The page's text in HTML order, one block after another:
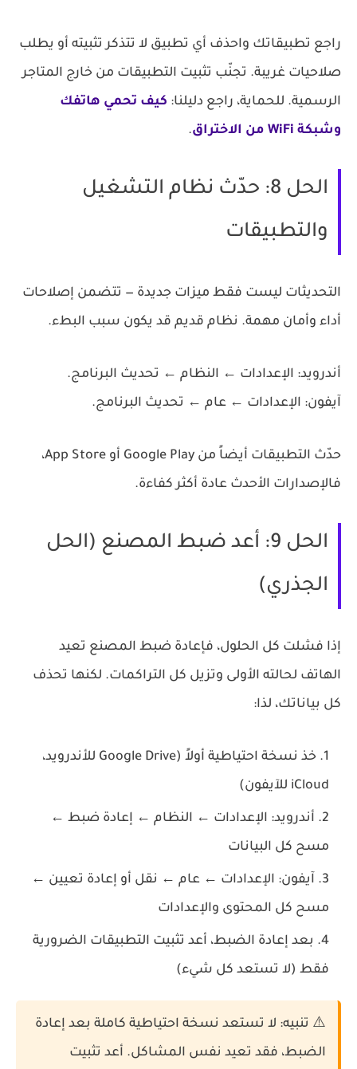
راجع تطبيقاتك واحذف أي تطبيق لا تتذكر تثبيته أو يطلب
صلاحيات غريبة. تجنّب تثبيت التطبيقات من خارج المتاجر
الرسمية. للحماية، راجع دليلنا: كيف تحمي هاتفك
وشبكة WiFi من الاختراق
.
الحل 8: حدّث نظام التشغيل
والتطبيقات
التحديثات ليست فقط ميزات جديدة — تتضمن إصلاحات
أداء وأمان مهمة. نظام قديم قد يكون سبب البطء.
أندرويد: الإعدادات ← النظام ← تحديث البرنامج.
آيفون: الإعدادات ← عام ← تحديث البرنامج.
حدّث التطبيقات أيضاً من Google Play أو App Store،
فالإصدارات الأحدث عادة أكثر كفاءة.
الحل 9: أعد ضبط المصنع (الحل
الجذري)
إذا فشلت كل الحلول، فإعادة ضبط المصنع تعيد
الهاتف لحالته الأولى وتزيل كل التراكمات. لكنها تحذف
كل بياناتك، لذا:
خذ نسخة احتياطية أولاً
(Google Drive للأندرويد،
iCloud للآيفون)
أندرويد: الإعدادات ← النظام ← إعادة ضبط ←
مسح كل البيانات
آيفون: الإعدادات ← عام ← نقل أو إعادة تعيين ←
مسح كل المحتوى والإعدادات
بعد إعادة الضبط، أعد تثبيت التطبيقات الضرورية
فقط (لا تستعد كل شيء)
⚠️ تنبيه: لا تستعد نسخة احتياطية كاملة بعد إعادة
الضبط، فقد تعيد نفس المشاكل. أعد تثبيت